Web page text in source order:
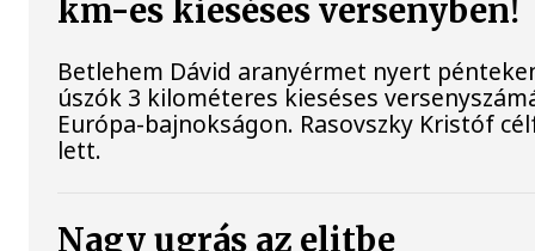
km-es kieséses versenyben!
Betlehem Dávid aranyérmet nyert
úszók 3 kilométeres kieséses
Európa-bajnokságon. Rasovszky Kristóf
lett.
Nagy ugrás az elitbe